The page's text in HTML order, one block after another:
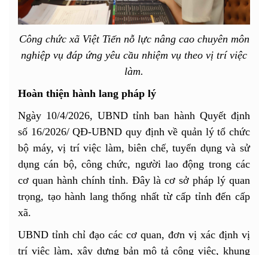
Công chức xã Việt Tiến nỗ lực nâng cao chuyên môn
nghiệp vụ đáp ứng yêu cầu nhiệm vụ theo vị trí việc
làm.
Hoàn thiện hành lang pháp lý
Ngày 10/4/2026, UBND tỉnh ban hành Quyết định
số 16/2026/ QĐ-UBND quy định về quản lý tổ chức
bộ máy, vị trí việc làm, biên chế, tuyển dụng và sử
dụng cán bộ, công chức, người lao động trong các
cơ quan hành chính tỉnh. Đây là cơ sở pháp lý quan
trọng, tạo hành lang thống nhất từ cấp tỉnh đến cấp
xã.
UBND tỉnh chỉ đạo các cơ quan, đơn vị xác định vị
trí việc làm, xây dựng bản mô tả công việc, khung